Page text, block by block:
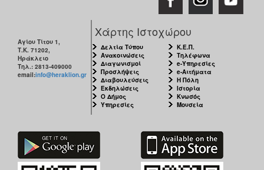
Αγίου Τίτου 1,
Τ.Κ. 71202,
Ηράκλειο
Τηλ.: 2813-409000
email:info@heraklion.gr
Χάρτης Ιστοχώρου
Δελτία Τύπου
Ανακοινώσεις
Διαγωνισμοί
Προσλήψεις
Διαβουλεύσεις
Εκδηλώσεις
Ο Δήμος
Υπηρεσίες
Κ.Ε.Π.
Τηλέφωνα
e-Υπηρεσίες
e-Αιτήματα
Η Πόλη
Ιστορία
Κνωσός
Μουσεία